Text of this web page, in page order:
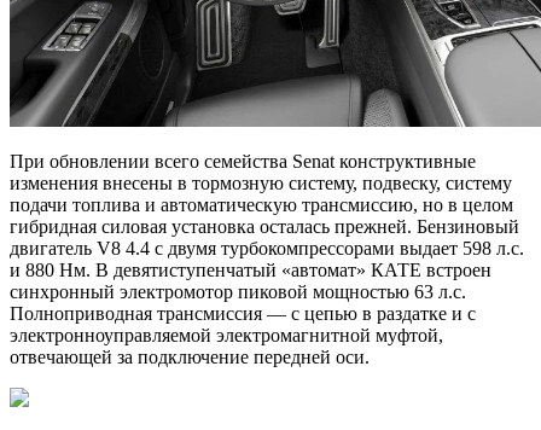
При обновлении всего семейства Senat конструктивные
изменения внесены в тормозную систему, подвеску, систему
подачи топлива и автоматическую трансмиссию, но в целом
гибридная силовая установка осталась прежней. Бензиновый
двигатель V8 4.4 с двумя турбокомпрессорами выдает 598 л.с.
и 880 Нм. В девятиступенчатый «автомат» КАТЕ встроен
синхронный электромотор пиковой мощностью 63 л.с.
Полноприводная трансмиссия — с цепью в раздатке и с
электронноуправляемой электромагнитной муфтой,
отвечающей за подключение передней оси.